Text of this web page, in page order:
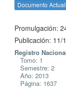
Documento
Promulgación:
Publicación: 11/
Registro
Tomo: 1
Semestre: 2
Año: 2013
Página: 1637